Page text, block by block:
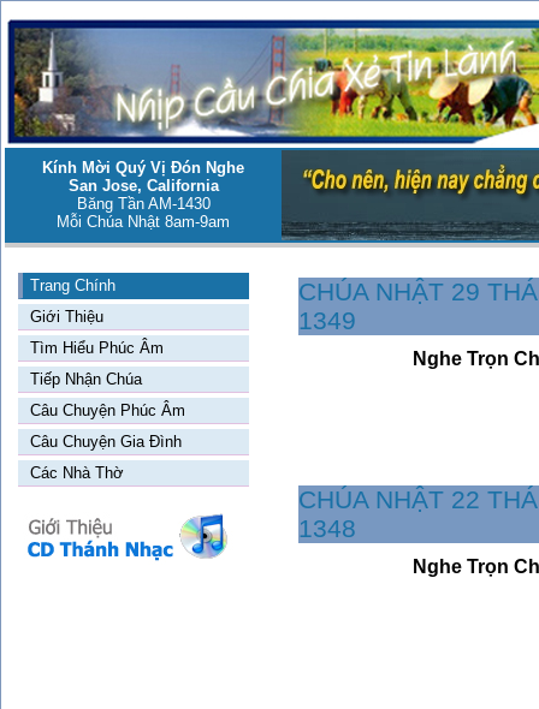
Kính Mời Quý Vị Đón Nghe
San Jose, California
Băng Tần AM-1430
Mỗi Chúa Nhật 8am-9am
Trang Chính
Giới Thiệu
Tìm Hiểu Phúc Âm
Tiếp Nhận Chúa
Câu Chuyện Phúc Âm
Câu Chuyện Gia Đình
Các Nhà Thờ
CHÚA NHẬT 29
1349
Nghe Trọn
CHÚA NHẬT 22
1348
Nghe Trọn